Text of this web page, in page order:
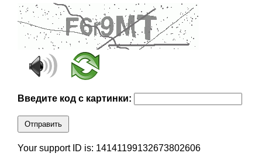
Введите код с картинки:
Отправить
Your support ID is: 14141199132673802606